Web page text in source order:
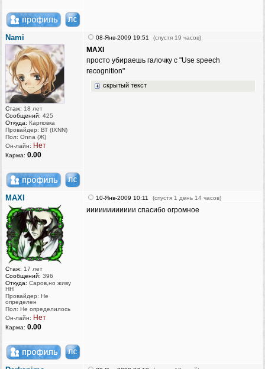
Nami
Стаж: 18 лет
Сообщений: 425
Откуда: Карповка
Провайдер: ВТ (IXNN)
Пол: Onna (Ж)
Он-лайн: Нет
Карма: 0.00
08-Янв-2009 19:51 (спустя 19 часов)
MAXI
просто убираешь галочку c "Use speech
recognition"
скрытый текст
MAXI
Стаж: 17 лет
Сообщений: 396
Откуда: Саров,но живу
НН
Провайдер: Не
определен
Пол: Не определилось
Он-лайн: Нет
Карма: 0.00
10-Янв-2009 10:11 (спустя 1 день 14 часов)
ииииииииииии спасибо огромное